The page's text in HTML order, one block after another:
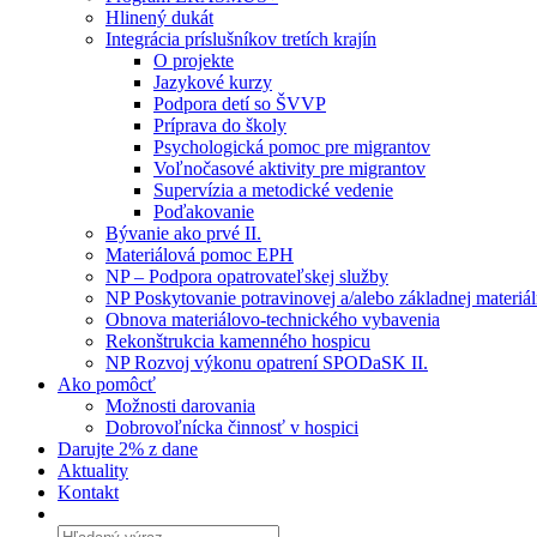
Hlinený dukát
Integrácia príslušníkov tretích krajín
O projekte
Jazykové kurzy
Podpora detí so ŠVVP
Príprava do školy
Psychologická pomoc pre migrantov
Voľnočasové aktivity pre migrantov
Supervízia a metodické vedenie
Poďakovanie
Bývanie ako prvé II.
Materiálová pomoc EPH
NP – Podpora opatrovateľskej služby
NP Poskytovanie potravinovej a/alebo základnej
Obnova materiálovo-technického vybavenia
Rekonštrukcia kamenného hospicu
NP Rozvoj výkonu opatrení SPODaSK II.
Ako pomôcť
Možnosti darovania
Dobrovoľnícka činnosť v hospici
Darujte 2% z dane
Aktuality
Kontakt